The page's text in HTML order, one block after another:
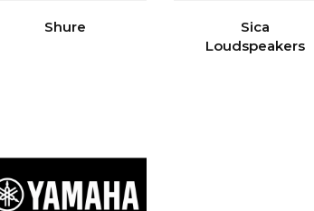
Shure
Sica
Loudspeakers